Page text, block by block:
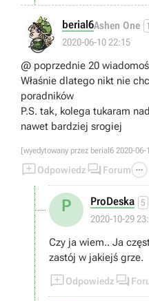
😂
berial6Ashen One
2020-06-10 22:15
@ poprzednie 20
Właśnie dlatego nikt nie
poradników
P.S. tak, kolega tukaram
nawet bardziej srogiej
[wyedytowany przez berial6 2020-
Odpowiedz  Forum 
P ProDeska 5
2020-10-29
Czy ja wiem.. Ja
zastój w jakiejś grze.
Odpowiedz 